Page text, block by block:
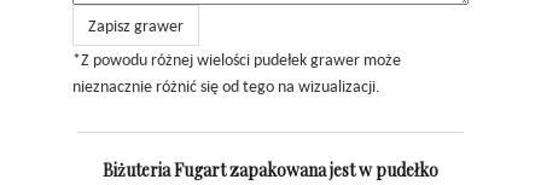
Zapisz grawer
*Z powodu różnej wielości pudełek grawer może
nieznacznie różnić się od tego na wizualizacji.
Biżuteria Fugart zapakowana jest w pudełko